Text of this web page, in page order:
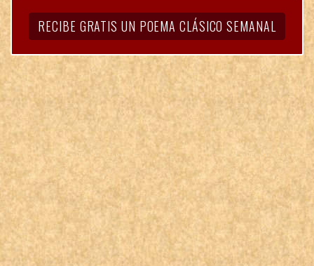
RECIBE GRATIS UN POEMA CLÁSICO SEMANAL